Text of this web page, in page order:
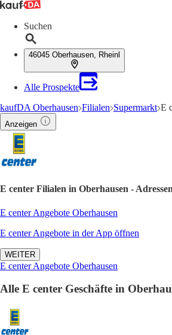
Suchen
46045 Oberhausen, Rheinl
Alle Prospekte
kaufDA Oberhausen Filialen Supermarkt E
Anzeigen
E center Filialen in Oberhausen -
E center Angebote Oberhausen
E center Angebote in der App öffnen
WEITER
E center Angebote Oberhausen
Alle E center Geschäfte in